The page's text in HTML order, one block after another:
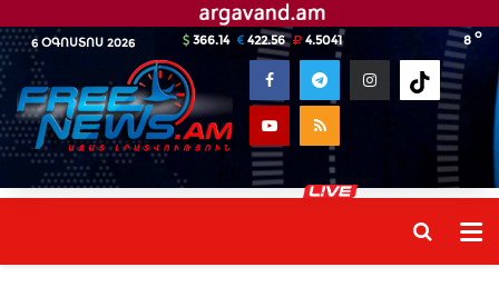
6 ՕԳՈՍՏՈՍ 2026 8 o
366.14 422.56 4.5041